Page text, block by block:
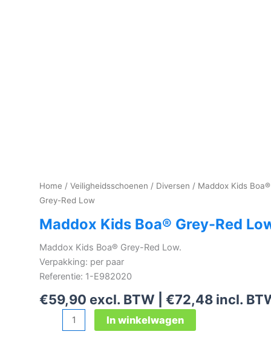
Home / Veiligheidsschoenen / Diversen / Maddox Kids Boa®
Grey-Red Low
Maddox Kids Boa® Grey-Red
Maddox Kids Boa® Grey-Red Low.
Verpakking: per paar
Referentie: 1-E982020
€59,90 excl. BTW | €72,48 incl.
In winkelwagen